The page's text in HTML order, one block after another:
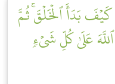
كَيۡفَ بَدَأَ ٱلۡخَلۡقَۚ ثُمَّ
عَلَىٰ كُلِّ شَيۡءٖ